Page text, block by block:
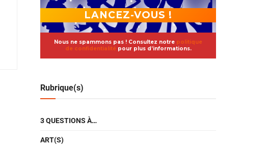
Nous ne spammons pas ! Consultez notre politique
de confidentialité pour plus d’informations.
Rubrique(s)
3 QUESTIONS À…
ART(S)